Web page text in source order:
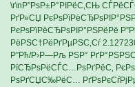
\r\nР”РѕР±Р°РІРёС‚СЊ
РґР»СЏ
РєРѕРїРёСЂРѕРІР°РЅРёРё
РёРЅС†РёРґРµРЅС‚Сѓ
Р”Рћ/Р›Р—Рљ РЅР°
РїСЂРѕРёСЃС…РѕРґРёС‚
РѕРґСЏС‰РёС…